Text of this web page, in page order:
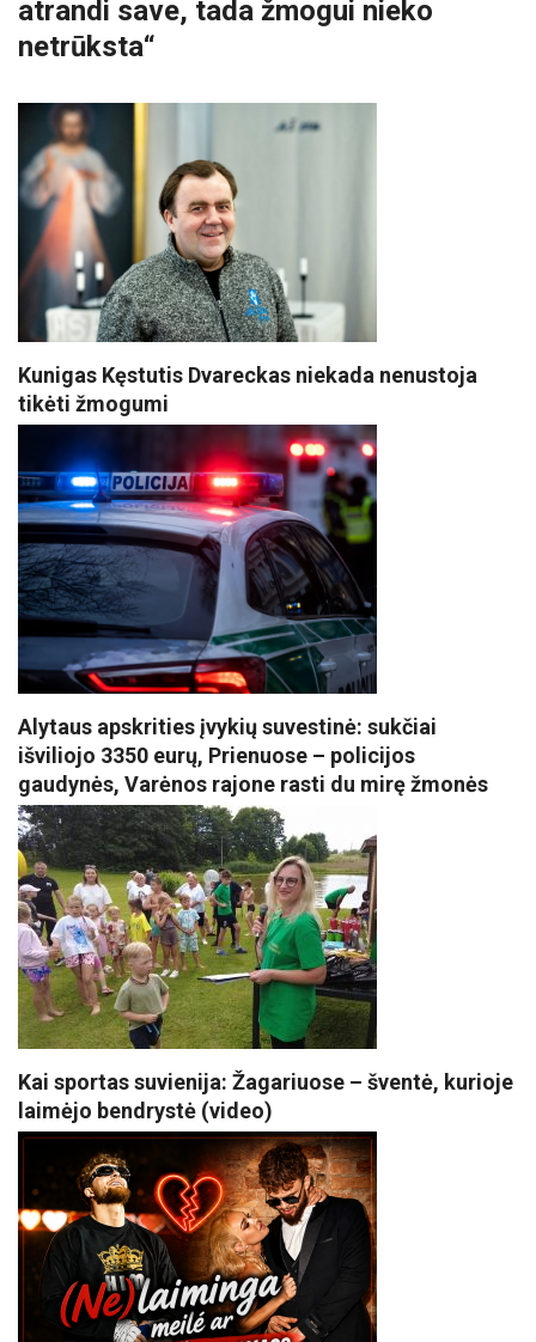
atrandi save, tada žmogui nieko
netrūksta“
Kunigas Kęstutis Dvareckas niekada nenustoja
tikėti žmogumi
Alytaus apskrities įvykių suvestinė: sukčiai
išviliojo 3350 eurų, Prienuose – policijos
gaudynės, Varėnos rajone rasti du mirę žmonės
Kai sportas suvienija: Žagariuose – šventė, kurioje
laimėjo bendrystė (video)